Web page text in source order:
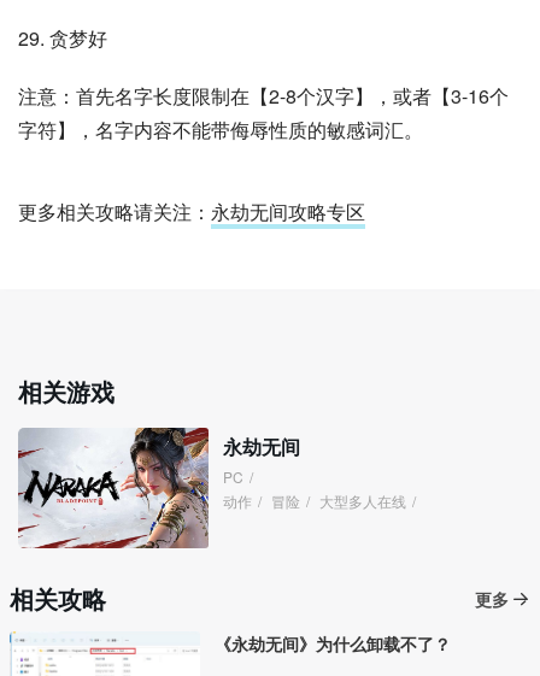
29. 贪梦好
注意：首先名字长度限制在【2-8个汉字】，或者【3-16个
字符】，名字内容不能带侮辱性质的敏感词汇。
更多相关攻略请关注： 永劫无间攻略专区
相关游戏
永劫无间
PC /
动作 / 冒险 / 大型多人在线 /
相关攻略
更多
《永劫无间》为什么卸载不了？